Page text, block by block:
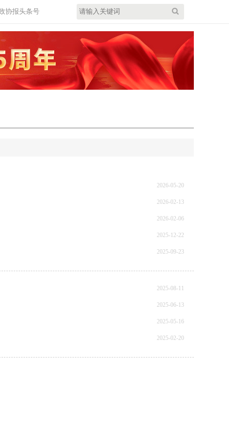
协报头条号
2026-05-20
2026-02-13
2026-02-06
2025-12-22
2025-09-23
2025-08-11
2025-06-13
2025-05-16
2025-02-20